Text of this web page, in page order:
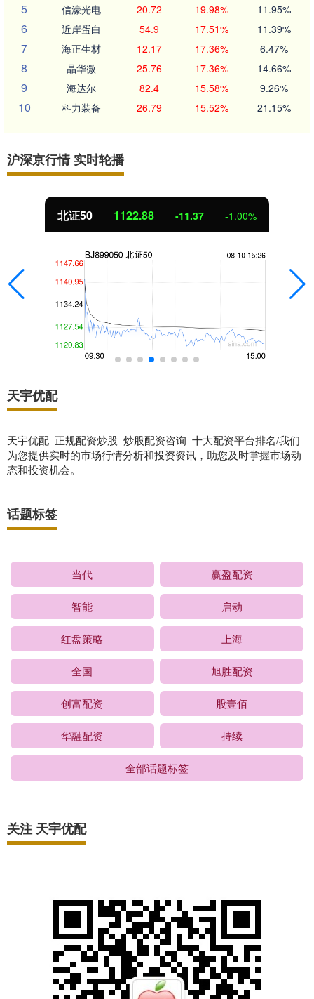
5 信濠光电 20.72 19.98% 11.95%
6 近岸蛋白 54.9 17.51% 11.39%
7 海正生材 12.17 17.36% 6.47%
8 晶华微 25.76 17.36% 14.66%
9 海达尔 82.4 15.58% 9.26%
10 科力装备 26.79 15.52% 21.15%
沪深京行情 实时轮播
北证50 1122.88 -11.37 -1.00%
天宇优配
天宇优配_正规配资炒股_炒股配资咨询_十大配资平台排名/我们
为您提供实时的市场行情分析和投资资讯，助您及时掌握市场动
态和投资机会。
话题标签
当代 赢盈配资
智能 启动
红盘策略 上海
全国 旭胜配资
创富配资 股壹佰
华融配资 持续
全部话题标签
关注 天宇优配